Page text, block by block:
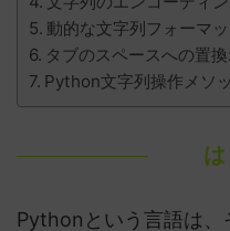
動的な文字列フォーマ
タブのスペースへの置
Python文字列操作メソ
Pythonという言語は、